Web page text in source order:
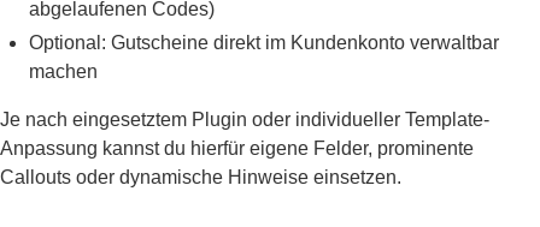
abgelaufenen Codes)
Optional: Gutscheine direkt im Kundenkonto verwaltbar
machen
Je nach eingesetztem Plugin oder individueller Template-
Anpassung kannst du hierfür eigene Felder, prominente
Callouts oder dynamische Hinweise einsetzen.